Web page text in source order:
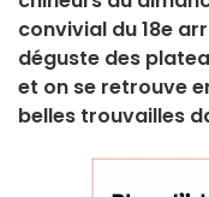
convivial du 18e
déguste des
et on se retrouve
belles trouvailles